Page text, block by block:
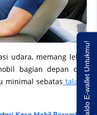
udara, memang lebih
bagian depan dan
minimal sebatas talangSaldo E-wallet Untukmu!